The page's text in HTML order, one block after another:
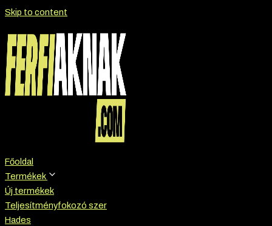
Skip to content
Főoldal
Termékek
Új termékek
Teljesítményfokozó szer
Hades